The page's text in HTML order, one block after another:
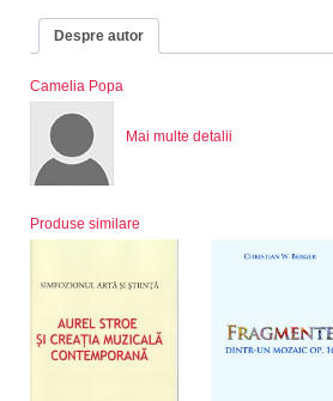
Despre autor
Camelia Popa
Mai multe detalii
Produse similare